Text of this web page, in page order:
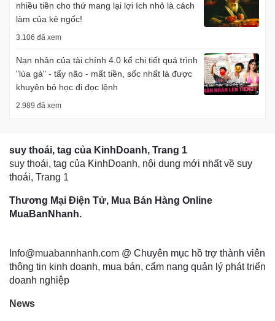
nhiều tiền cho thứ mang lại lợi ích nhỏ là cách
làm của kẻ ngốc!
3.106 đã xem
Nạn nhân của tài chính 4.0 kể chi tiết quá trình
"lùa gà" - tẩy não - mất tiền, sốc nhất là được
khuyên bỏ học đi đọc lệnh
2.989 đã xem
suy thoái, tag của KinhDoanh, Trang 1
suy thoái, tag của KinhDoanh, nội dung mới nhất về suy
thoái, Trang 1
Thương Mại Điện Tử, Mua Bán Hàng Online
MuaBanNhanh.
Info@muabannhanh.com @ Chuyên mục hồ trợ thành viên
thông tin kinh doanh, mua bán, cẩm nang quản lý phát triển
doanh nghiệp
News